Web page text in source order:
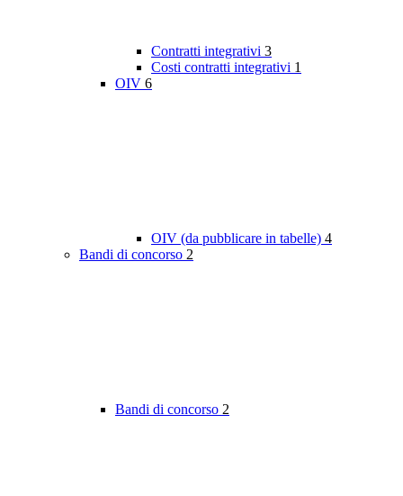
Contratti integrativi 3
Costi contratti integrativi 1
OIV 6
OIV (da pubblicare in tabelle) 4
Bandi di concorso 2
Bandi di concorso 2